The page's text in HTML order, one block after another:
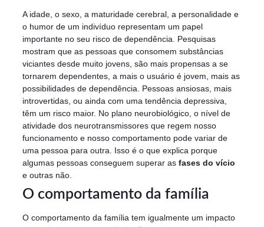
A idade, o sexo, a maturidade cerebral, a personalidade e
o humor de um indivíduo representam um papel
importante no seu risco de dependência. Pesquisas
mostram que as pessoas que consomem substâncias
viciantes desde muito jovens, são mais propensas a se
tornarem dependentes, a mais o usuário é jovem, mais as
possibilidades de dependência. Pessoas ansiosas, mais
introvertidas, ou ainda com uma tendência depressiva,
têm um risco maior. No plano neurobiológico, o nível de
atividade dos neurotransmissores que regem nosso
funcionamento e nosso comportamento pode variar de
uma pessoa para outra. Isso é o que explica porque
algumas pessoas conseguem superar as fases do vício
e outras não.
O comportamento da família
O comportamento da família tem igualmente um impacto